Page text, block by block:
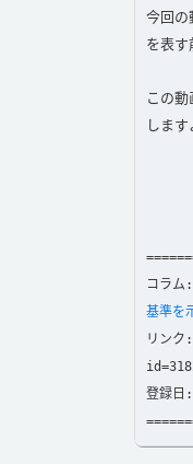
今回の
を表す
この
します
コラム:
基準を
リン
登録日